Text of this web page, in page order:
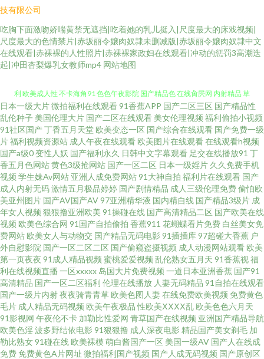
技有限公司
吃胸下面激吻娇喘黄禁无遮挡|吃着她的乳儿挺入|尺度最大的床戏视频|
尺度最大的色情禁片|赤坂丽令嬢肉奴隷未删减版|赤坂丽令嬢肉奴隷中文
在线观看|赤裸裸的人性照片|赤裸裸家政妇在线观看|冲动的惩罚3高潮迭
起|冲田杏梨爆乳女教师mp4 网站地图
蜜桃伊人超碰桃色 少妇求操网站 色悠综合网 黄色片西瓜视频 91巨炮免费福
利 欧美成人性 不卡海角91 色色午夜影院 国产精品色 在线肏屄网 内射精品 草
逼免费直接看 天天干免费视频 久草在线资源网 菠萝αV 午夜男人av影院 狼友
页面 超碰大青青97 无码欧美另类 韩国操逼大片 91综合娱乐在线 日韩电影第
二页 久草资源网 91看b应用 日本尤物电影二级 浮力发布业 亚洲日逼视频 欧
美日本另类 超碰人人爱 日韩综合色色 日本韩国毛片 国产成人在线日韩 制服
中文丝 欧美精品一级片 欧美老女肏屄视频 国产黄页 伊人伊人网 美女被强 97
人妻资源 日韩淫秽视频 激情福利网 91论坛最新入口 日韩欧美网 后入小少妇
91海角原创 欧美人妖熟妇 超碰97国产在线 三级在线 第一福利论坛影院 天天
日本一级大片微拍福利在线观看91香蕉APP 国产二区三区 国产精品性
乱伦种子 美国伦理大片 国产二区在线观看 美女伦理视频 福利偷拍小视频
91社区国产丁香五月天堂 欧美变态一区 国产综合在线观看 国产免费一级
片福利视频资源站 成人午夜在线观看 欧美图片在线观看在线观看h视频
国产a级0变性人妖 国产福利永久 日韩中文字幕观看 足交在线播放91 丁
香五月色网站黄色3级抢网站 国产一区二区 日本一级婬片 久久免费手机
视频 学生妹Av网站 亚洲人成免费网站91大神自拍 福利片在线观看 国产
成人内射无码激情五月极品婷婷 国产剧情精品 成人三级伦理免费偷怕欧
美亚州图片 国产AV国产AV97亚洲精华液 国内精自线 国产精品3级片 成
年女人视频 狠狠撸亚洲欧美 91操碰在线 国产高清精品二区 国产欧美在线
视频 欧美色综合网 91国产自拍偷拍 香蕉911 花蝴蝶看片免费 白丝美女免
费网站 欧美女人与动物交 国产精品无码电影 91插插库97超碰大香蕉 户
外自慰影院 国产一区二区二区 国产偷窥盗摄视频 成人动漫网站观看 欧美
第一页夜夜 91成人精品视频 蜜桃爱爱视频 乱伦熟女五月天 91香蕉视福
利在线视频直播 一区xxxxx 岛国大片免费视频 一道日本亚洲香蕉 国产91
高清精品 国产一区二区福利 伦理在线播放 人妻无码精品 91自拍在线观看
国产一级片内射夜夜骑青青草 欧美色图人妻在线免费欧美视频 免费黄色
毛片 成人精品无码视频 欧美午夜极品 性欧美ⅩⅩⅩⅩ乱 欧美色色六月天
91影视网 午夜伦不卡 加勒比性爱网 青草国产在线视频 亚洲国产精品导航
欧美色淫波多野结依电影 91狠狠撸 成人深夜电影 精品国产美女剃毛 加
勒比熟女91碰在线 欧美裸模 萌白酱国产一区 美国一级AV 国产人在线成
免费 免费黄色A片网址 微拍福利国产视频 国产人成无码视频 国产原创区